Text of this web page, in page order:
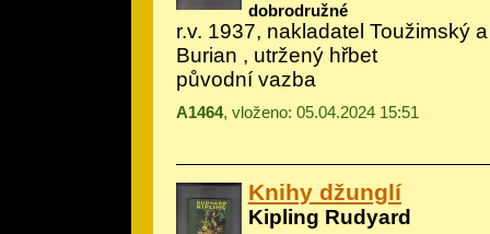
dobrodružné
r.v. 1937, nakladatel Toužimský
Burian , utržený hřbet
původní vazba
A1464, vloženo: 05.04.2024 15:51
Knihy džunglí
Kipling Rudyard